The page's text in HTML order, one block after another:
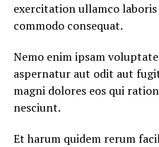
exercitation ullamco
commodo consequat.
Nemo enim ipsam
aspernatur aut odit aut
magni dolores eos qui
nesciunt.
Et harum quidem rerum